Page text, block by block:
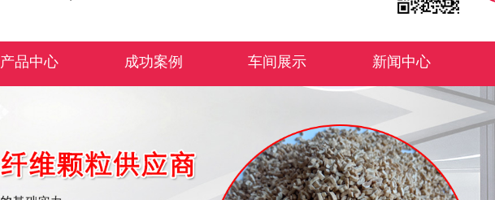
产品中心 成功案例 车间展示 新闻中心